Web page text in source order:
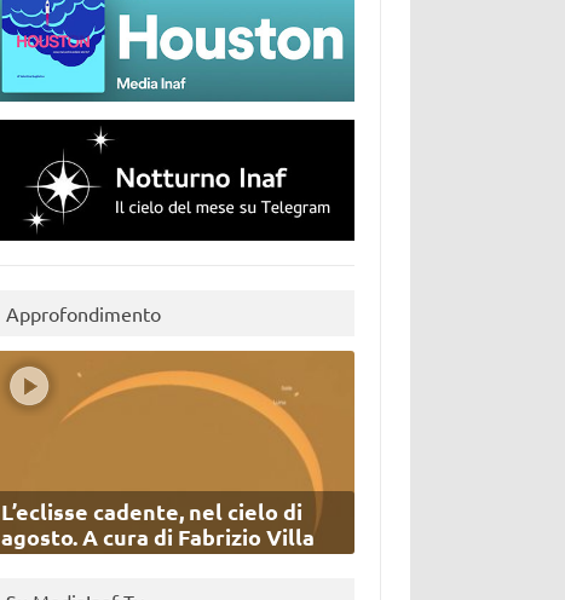
Approfondimento
L’eclisse cadente, nel cielo di
agosto. A cura di Fabrizio Villa